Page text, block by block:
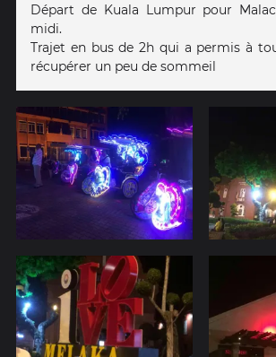
Départ de Kuala Lumpur pour
midi.
Trajet en bus de 2h qui a permis à
récupérer un peu de sommeil